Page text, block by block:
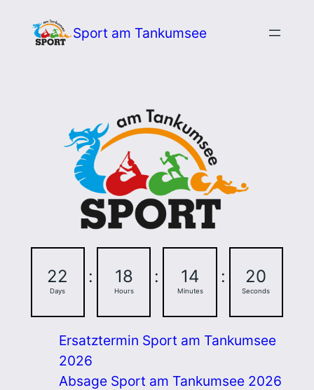
Inhalt
Sport am Tankumsee
22
Days
: 18
Hours
: 14
Minutes
: 19
Seconds
Ersatztermin Sport am Tankumsee
2026
Absage Sport am Tankumsee 2026